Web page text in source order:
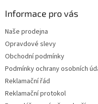
Informace pro vás
Naše prodejna
Opravdové slevy
Obchodní podmínky
Podmínky ochrany osobních
Reklamační řád
Reklamační protokol